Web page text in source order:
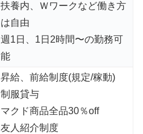
扶養内、Ｗワークなど働き方
は自由
週1日、1日2時間〜の勤務可
能
昇給、前給制度(規定/稼動)
制服貸与
マクド商品全品30％off
友人紹介制度